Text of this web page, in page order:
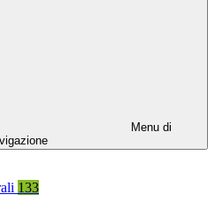
Menu di
133